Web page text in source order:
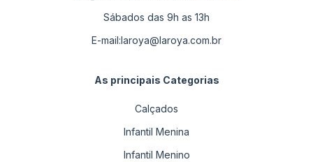
Sábados das 9h as 13h
E-mail:laroya@laroya.com.br
As principais Categorias
Calçados
Infantil Menina
Infantil Menino